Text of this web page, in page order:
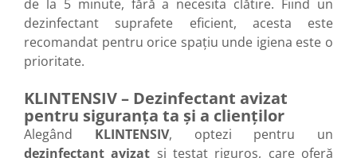
de la 5 minute, fără a necesita clătire. Fiind un
dezinfectant suprafete eficient, acesta este
recomandat pentru orice spațiu unde igiena este o
prioritate.
KLINTENSIV – Dezinfectant avizat
pentru siguranța ta și a clienților
Alegând KLINTENSIV, optezi pentru un
dezinfectant avizat și testat riguros, care oferă